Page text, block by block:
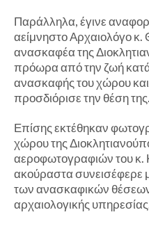
Παράλληλα, έγινε
αείμνηστο Αρχαιολόγο
ανασκαφέα της
πρόωρα από την ζωή κατά
ανασκαφής του χώρου
προσδιόρισε την θέση της.
Επίσης εκτέθηκαν
χώρου της
αεροφωτογραφιών του κ.
ακούραστα συνεισέφερε
των ανασκαφικών
αρχαιολογικής